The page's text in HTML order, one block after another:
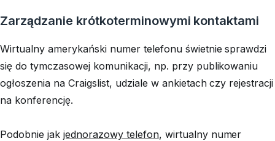
Zarządzanie krótkoterminowymi kontaktami
Wirtualny amerykański numer telefonu świetnie sprawdzi
się do tymczasowej komunikacji, np. przy publikowaniu
ogłoszenia na Craigslist, udziale w ankietach czy rejestracji
na konferencję.
Podobnie jak jednorazowy telefon, wirtualny numer